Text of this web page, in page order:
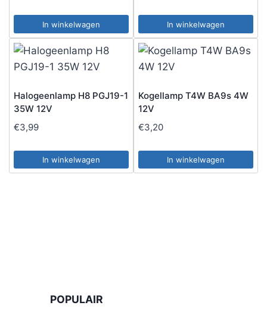
In winkelwagen In winkelwagen
Halogeenlamp H8 PGJ19-1
35W 12V
€3,99
In winkelwagen
Kogellamp T4W BA9s 4W
12V
€3,20
In winkelwagen
POPULAIR